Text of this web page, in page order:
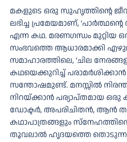
മകളുടെ ഒരു സുഹൃത്തിൻ്റെ
ലഭിച്ച പ്രമേയമാണ്, ‘പാർത്ഥൻ്റെ
എന്ന കഥ. മരണഗന്ധം മുറ്റിയ
സംഭവത്തെ ആധാരമാക്കി
സമാഹാരത്തിലെ, ‘ചില
കഥയെക്കുറിച്ച് പരാമര്‍ശിക്കാന്‍
സന്തോഷമുണ്ട്. മനസ്സിൽ
നിറയ്ക്കാൻ പര്യാപ്തമായ
ഡോക്ടർ, അപരിചിതൻ, ആൻ
കഥാപാത്രങ്ങളും
തൂവലാൽ ഹൃദയത്തെ തൊടുന്നു.